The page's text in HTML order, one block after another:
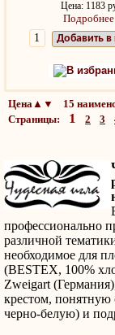
Цена: 1183
Подробнее
Добавить в
В
Цена▲▼ 15
Страницы: 1 2 3
профессионально
различной
необходимое для
(BESTEX, 100%
Zweigart
крестом,
черно-белую) и